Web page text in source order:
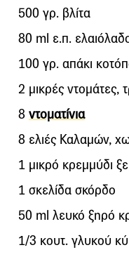
500 γρ. βλίτα
80 ml ε.π.
100 γρ. απάκι
2 μικρές ντομάτες,
8 ντοματίνια
8 ελιές Καλαμών,
1 μικρό κρεμμύδι
1 σκελίδα σκόρδο
50 ml λευκό ξηρό
1/3 κουτ. γλυκού